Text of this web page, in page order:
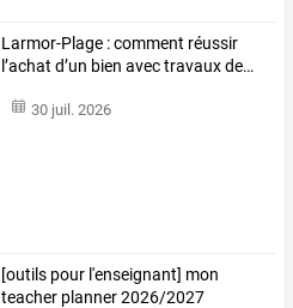
Larmor-Plage :comment réussir
l’achat d’un bien avectravauxde…
30 juil. 2026
[outils pour l'enseignant] mon
teacher planner 2026/2027